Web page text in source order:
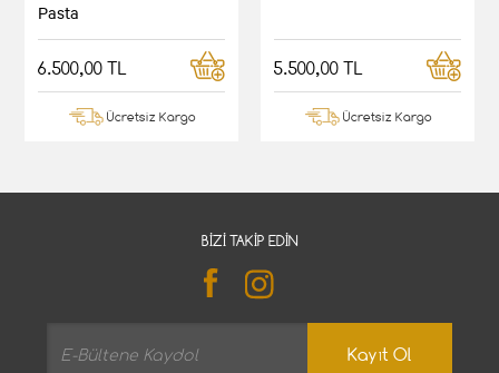
Pasta
6.500,00 TL
Ücretsiz Kargo
5.500,00 TL
Ücretsiz Kargo
BIZI TAKIP EDIN
Kayıt Ol